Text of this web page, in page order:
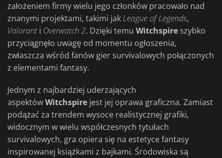
założeniem firmy wielu jego członków pracowało nad
znanymi projektami, takimi jakLeague of Legends,
Valoranti Overwatch 2. Dzięki temu Witchspire szybko
przyciągnęło uwagę od momentu ogłoszenia,
zwłaszcza wśród fanów gier survivalowych połączonych
z elementami fantasy.
Jednym z najbardziej uderzających
aspektówWitchspire jest jej oprawa graficzna. Zamiast
podążać za trendem wysoce realistycznej grafiki,
widocznym w wielu współczesnych tytułach
survivalowych, gra opiera się na estetyce fantasy
inspirowanej książkami z bajkami. Środowiska są